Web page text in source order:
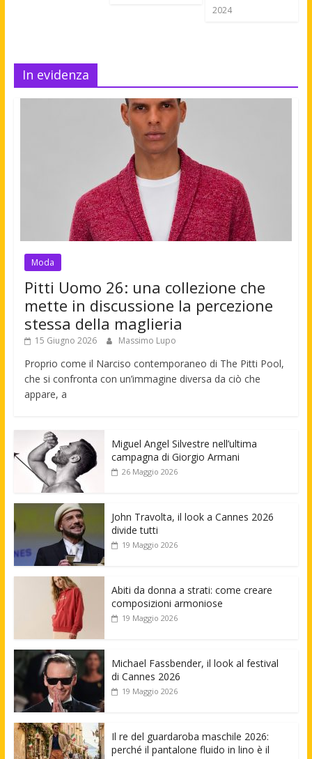
2024
In evidenza
Moda
Pitti Uomo 26: una collezione che
mette in discussione la percezione
stessa della maglieria
15 Giugno 2026 Massimo Lupo
Proprio come il Narciso contemporaneo di The Pitti Pool,
che si confronta con un’immagine diversa da ciò che
appare, a
Miguel Angel Silvestre nell’ultima
campagna di Giorgio Armani
26 Maggio 2026
John Travolta, il look a Cannes 2026
divide tutti
19 Maggio 2026
Abiti da donna a strati: come creare
composizioni armoniose
19 Maggio 2026
Michael Fassbender, il look al festival
di Cannes 2026
19 Maggio 2026
Il re del guardaroba maschile 2026:
perché il pantalone fluido in lino è il